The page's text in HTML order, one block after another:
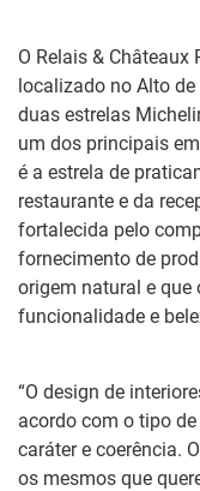
O Relais & Châteaux
localizado no Alto de
duas estrelas
um dos principais
é a estrela de
restaurante e da
fortalecida pelo
fornecimento de
origem natural e
funcionalidade e
“O design de
acordo com o tipo
caráter e coerência.
os mesmos que